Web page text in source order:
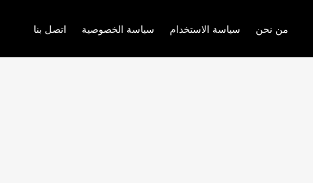
من نحن سياسة الاستخدام سياسة الخصوصية اتصل بنا